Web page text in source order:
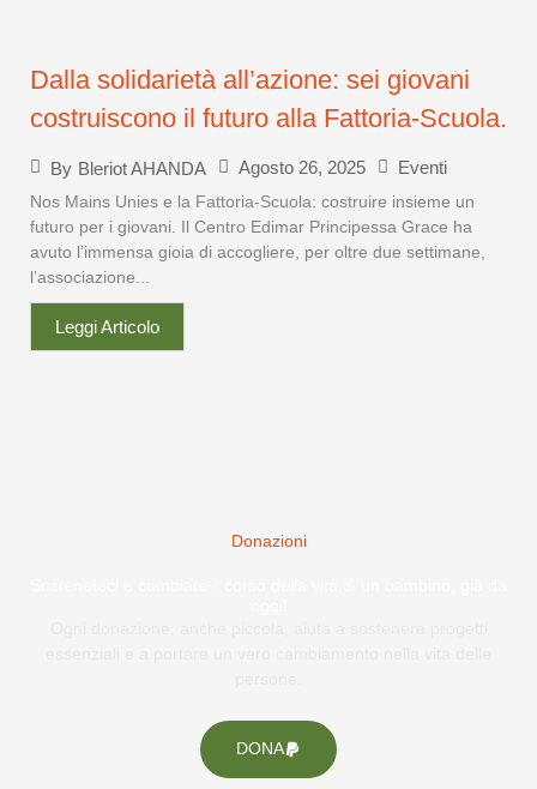
Dalla solidarietà all’azione: sei giovani
costruiscono il futuro alla Fattoria-Scuola.
By Bleriot AHANDA Agosto 26, 2025 Eventi
Nos Mains Unies e la Fattoria-Scuola: costruire insieme un
futuro per i giovani. Il Centro Edimar Principessa Grace ha
avuto l’immensa gioia di accogliere, per oltre due settimane,
l’associazione...
Leggi Articolo
Donazioni
DONA